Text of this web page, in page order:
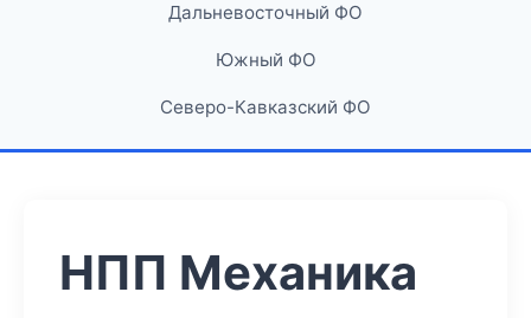
Дальневосточный ФО
Южный ФО
Северо-Кавказский ФО
НПП Механика